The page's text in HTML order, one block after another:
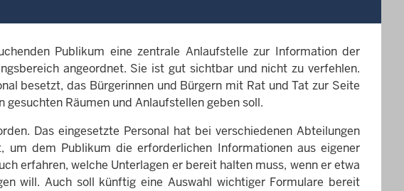
Publikum eine zentrale Anlaufstelle zur Information der
angeordnet. Sie ist gut sichtbar und nicht zu verfehlen.
besetzt, das Bürgerinnen und Bürgern mit Rat und Tat zur Seite
Räumen und Anlaufstellen geben soll.
Das eingesetzte Personal hat bei verschiedenen Abteilungen
dem Publikum die erforderlichen Informationen aus eigener
erfahren, welche Unterlagen er bereit halten muss, wenn er etwa
will. Auch soll künftig eine Auswahl wichtiger Formulare bereit